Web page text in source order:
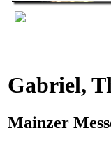
Gabriel,
Mainzer